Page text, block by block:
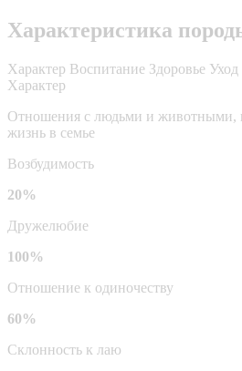
Характеристика
Характер Воспитание Здоровье
Характер
Отношения с людьми и животными,
жизнь в семье
Возбудимость
20%
Дружелюбие
100%
Отношение к одиночеству
60%
Склонность к лаю